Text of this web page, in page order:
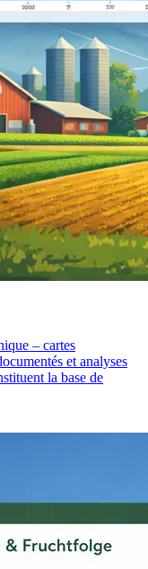
– cartes
et analyses
la base de